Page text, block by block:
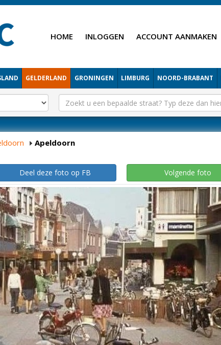
HOME INLOGGEN ACCOUNT AANMAKEN
GELDERLAND GRONINGEN LIMBURG NOORD-BRABANT
Apeldoorn
Deel deze foto op FB Volgende foto